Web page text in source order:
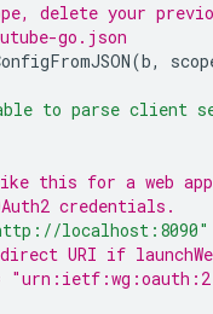
delete your
go.json
(b,
to parse client
this for a web
credentials.
localhost:8090"
URI if